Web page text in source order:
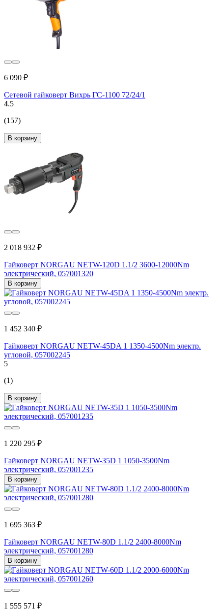
6 090 ₽
Сетевой гайковерт Вихрь ГС-1100 72/24/1
4.5
(157)
В корзину
2 018 932 ₽
Гайковерт NORGAU NETW-120D 1.1/2 3600-12000Nm
электрический, 057001320
В корзину
1 452 340 ₽
Гайковерт NORGAU NETW-45DA 1 1350-4500Nm электр.
угловой, 057002245
5
(1)
В корзину
1 220 295 ₽
Гайковерт NORGAU NETW-35D 1 1050-3500Nm
электрический, 057001235
В корзину
1 695 363 ₽
Гайковерт NORGAU NETW-80D 1.1/2 2400-8000Nm
электрический, 057001280
В корзину
1 555 571 ₽